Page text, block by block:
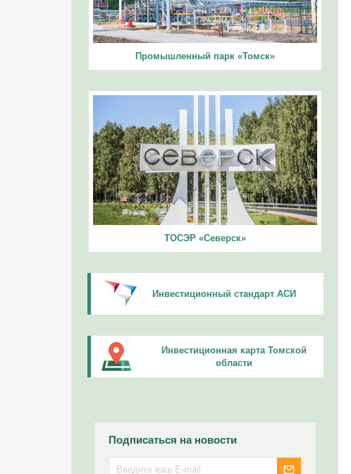
Промышленный парк «Томск»
ТОСЭР «Северск»
Инвестиционный стандарт АСИ
Инвестиционная карта Томской
области
Подписаться на новости